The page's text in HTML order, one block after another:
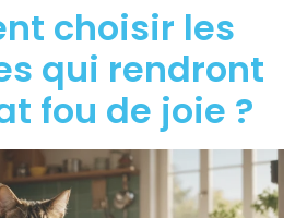
choisir les
qui rendront
fou de joie ?